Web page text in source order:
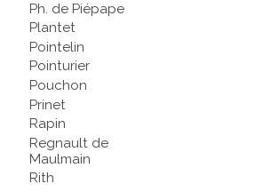
Ph. de Piépape
Plantet
Pointelin
Pointurier
Pouchon
Prinet
Rapin
Regnault de
Maulmain
Rith